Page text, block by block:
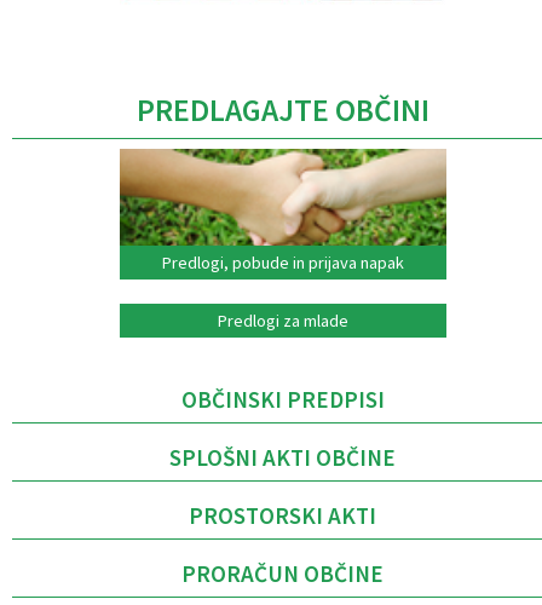
PREDLAGAJTE OBČINI
Predlogi, pobude in prijava napak
Predlogi za mlade
OBČINSKI PREDPISI
SPLOŠNI AKTI OBČINE
PROSTORSKI AKTI
PRORAČUN OBČINE